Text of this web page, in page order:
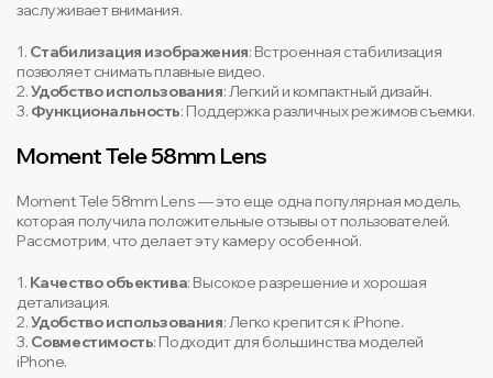
заслуживает внимания.
1. Стабилизация изображения: Встроенная стабилизация
позволяет снимать плавные видео.
2.Удобство использования: Легкий и компактный дизайн.
3. Функциональность: Поддержка различных режимов съемки.
Moment Tele 58mm Lens
Moment Tele 58mm Lens — это еще одна популярная модель,
которая получила положительные отзывы от пользователей.
Рассмотрим, что делает эту камеру особенной.
1. Качество объектива: Высокое разрешение и хорошая
детализация.
2.Удобство использования: Легко крепится к iPhone.
3. Совместимость: Подходит для большинства моделей
iPhone.